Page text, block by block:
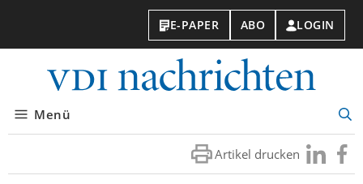
E-PAPER ABO LOGIN
Menü
Artikel drucken Besuchen
Sie
Sie